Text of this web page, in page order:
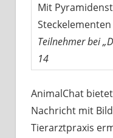
Mit
Steckelementen
Teilnehmer bei
14
AnimalChat
Nachricht mit
Tierarztpraxis